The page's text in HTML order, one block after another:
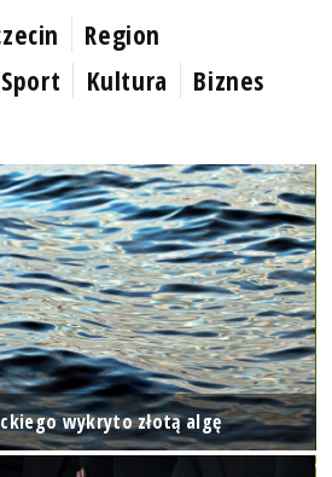
Region
Sport Kultura
Biznes
wykryto złotą algę